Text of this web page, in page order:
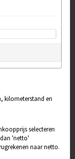
kilometerstand en
selecteren
'netto'
naar netto.